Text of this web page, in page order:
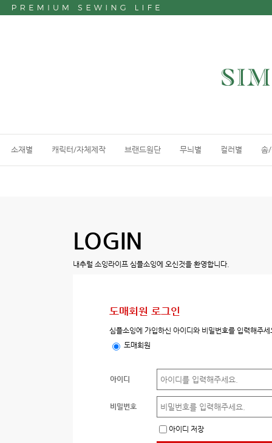
소재별 캐릭터/자체제작 브랜드원단 무늬별 컬러별 솜
LOGIN
내추럴 소잉라이프 심플소잉에 오신것을 환영합니다.
도매회원 로그인
심플소잉에 가입하신 아이디와 비밀번호를 입력해주
도매회원
아이디
비밀번호
아이디 저장